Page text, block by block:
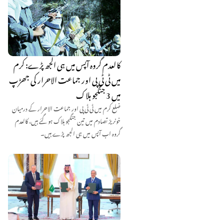
کالعدم گروہ آپس میں ہی الجھ پڑے: کرم
میں ٹی ٹی پی اور جماعت الاحرار کی جھڑپ
میں 3 جنگجو ہلاک
ضلع کرم میں ٹی ٹی پی اور جماعت الاحرار کے درمیان
خونریز تصادم میں تین جنگجو ہلاک ہو گئے ہیں، کالعدم
گروہ اب آپس میں ہی الجھ پڑے ہیں۔